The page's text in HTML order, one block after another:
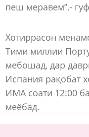
пеш меравем”,-
Хотиррасон
Тими миллии
мебошад, дар
Испания рақобат
ИМА соати 12:00
меёбад.